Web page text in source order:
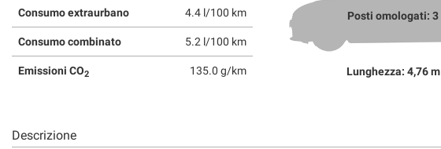
Consumo extraurbano 4.4 l/100 km
Consumo combinato 5.2 l/100 km
Emissioni CO2 135.0 g/km
Posti omologati: 3
Lunghezza: 4,76 m
Descrizione